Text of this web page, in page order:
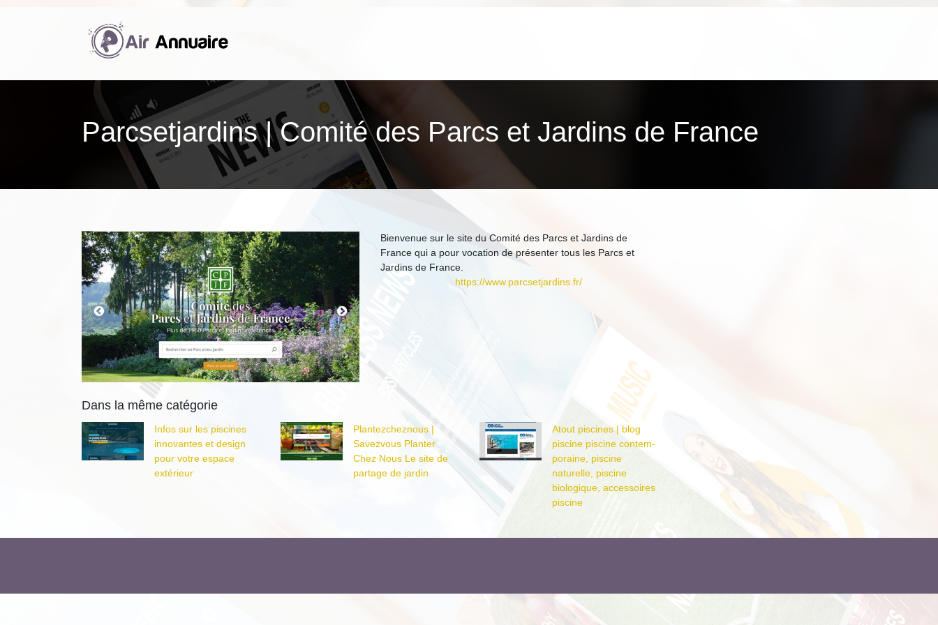
Parcset­jar­dins | Comité des Parcs et Jardins de France
Bienvenue sur le site du Comité des Parcs et Jardins de
France qui a pour vocation de présenter tous les Parcs et
Jardins de France.
https://www.parcsetjardins.fr/
Dans la même catégorie
Infos sur les piscines
innovantes et design
pour votre espace
extérieur
Plan­tezchez­nous |
Savezvous Planter
Chez Nous Le site de
partage de jardin
Atout piscines | blog
piscine piscine con­tem­
porai­ne, piscine
naturelle, piscine
biologique, accessoires
piscine